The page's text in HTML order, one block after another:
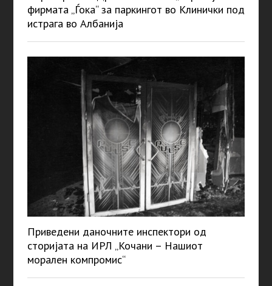
фирмата „Ѓока“ за паркингот во Клинички под
истрага во Албанија
Приведени даночните инспектори од
сторијата на ИРЛ „Кочани – Нашиот
морален компромис“